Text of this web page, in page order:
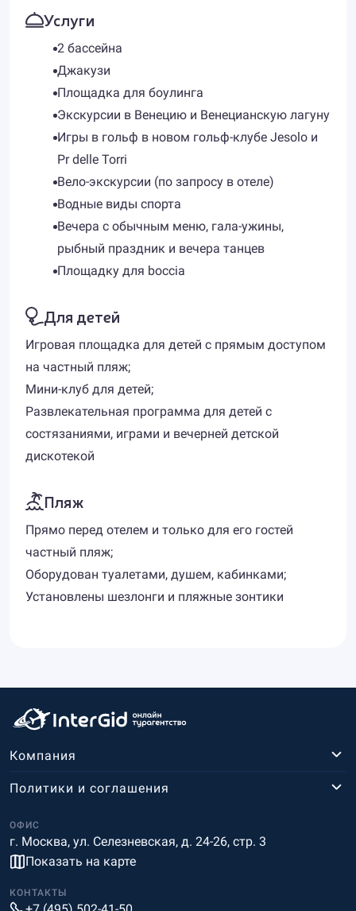
Услуги
2 бассейна
Джакузи
Площадка для боулинга
Экскурсии в Венецию и Венецианскую лагуну
Игры в гольф в новом гольф-клубе Jesolo и
Pr delle Torri
Вело-экскурсии (по запросу в отеле)
Водные виды спорта
Вечера с обычным меню, гала-ужины,
рыбный праздник и вечера танцев
Площадку для boccia
Для детей
Игровая площадка для детей с прямым доступом
на частный пляж;
Мини-клуб для детей;
Развлекательная программа для детей с
состязаниями, играми и вечерней детской
дискотекой
Пляж
Прямо перед отелем и только для его гостей
частный пляж;
Оборудован туалетами, душем, кабинками;
Установлены шезлонги и пляжные зонтики
Компания
ОФИС
г. Москва, ул. Селезневская, д. 24-26, стр. 3
Показать на карте
Политики и соглашения
КОНТАКТЫ